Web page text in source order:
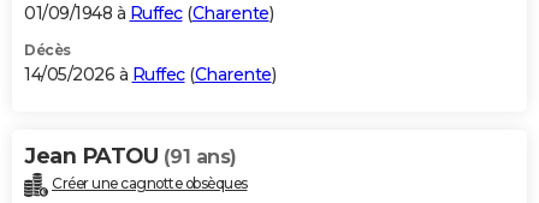
GUIDES D'ACHAT
BONS PLANS
Carte de Noël
Carte Bonne année
Carte Saint-Valentin
Carte Pâques
Carte d'anniversaire
DICTIONNAIRE
01/09/1948 à Ruffec(Charente)
Décès
14/05/2026 à Ruffec(Charente)
Jean PATOU (91 ans)
Créer une cagnotte obsèques